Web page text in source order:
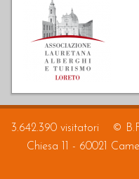
3.642.390 visitatori
©
Chiesa 11 - 60021